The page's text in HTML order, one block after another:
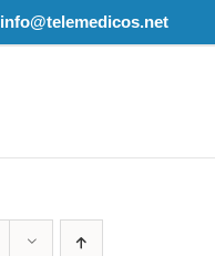
info@telemedicos.net